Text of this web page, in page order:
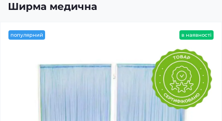
Ширма медична
популярний в наявності